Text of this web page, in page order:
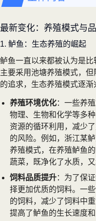
最新变化：养殖模式与
1. 鲈鱼：生态养殖的崛起
鲈鱼一直以来都被认为是
主要采用池塘养殖模式，
的追求，生态养殖模式逐渐
养殖环境优化：一些养
物理、生物和化学等多
资源的循环利用，减少
的风险。例如，浙江某
养殖模式，在养殖鲈鱼
蔬菜，既净化了水质，又
饲料品质提升：为了保
择更加优质的饲料。一
的饲料，减少了饲料中
提高了鲈鱼的生长速度和